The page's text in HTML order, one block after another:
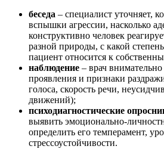
беседа – специалист уточняет,
вспышки агрессии, насколько
конструктивно человек
разной природы, с какой
пациент относится к
наблюдение – врач
проявления и признаки
голоса, скорость речи,
движений);
психодиагностические
выявить эмоционально-
определить его темперамент,
стрессоустойчивости.